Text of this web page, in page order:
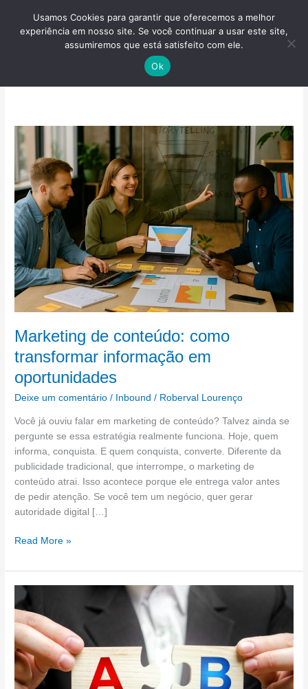
Marketing de conteúdo: como
transformar informação em
oportunidades
Deixe um comentário / Inbound / Roberval Lourenço
Você já ouviu falar em marketing de conteúdo? Talvez ainda se
pergunte se essa estratégia realmente funciona. Hoje, quem
informa, conquista. E quem conquista, converte. Diferente da
publicidade tradicional, que interrompe, o marketing de
conteúdo atrai. Isso acontece porque ele entrega valor antes
de pedir atenção. Se você tem um negócio, quer gerar
autoridade digital […]
Marketing
de
conteúdo:
como
transformar
informação
em
oportunidades
Read More »
Aumentando
a
eficácia
do
marketing
contábil
digital
Usamos Cookies para garantir que oferecemos a melhor
experiência em nosso site. Se você continuar a usar este site,
assumiremos que está satisfeito com ele.
Ok